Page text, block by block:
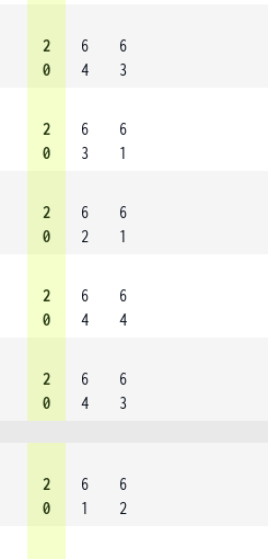
2
0
6
4
6
3
2
0
6
3
6
1
2
0
6
2
6
1
2
0
6
4
6
4
2
0
6
4
6
3
2
0
6
1
6
2